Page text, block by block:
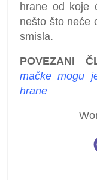
hrane od koje
nešto što neće
smisla.
POVEZANI
mačke mogu
hrane